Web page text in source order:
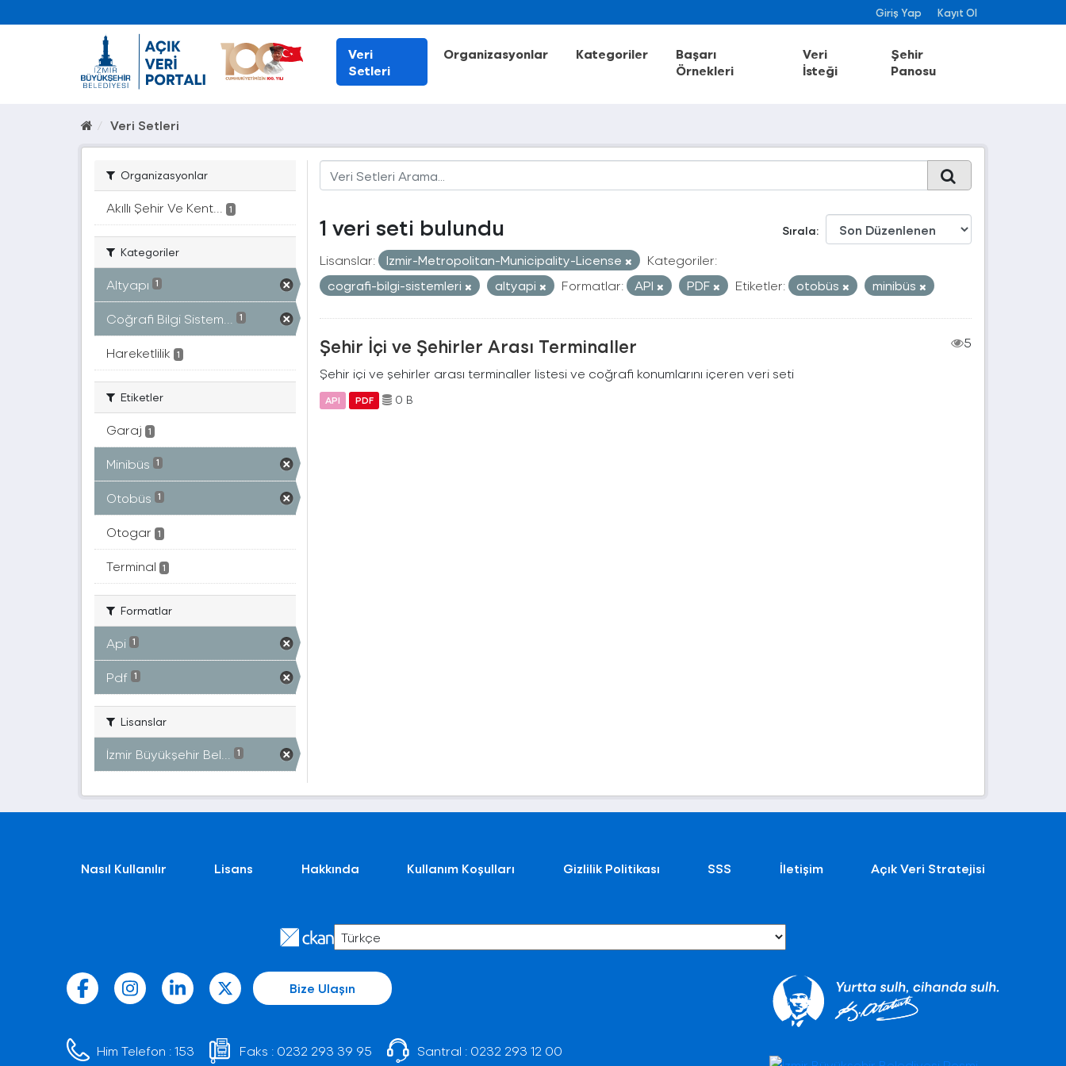
Giriş Yap Kayıt Ol
Veri
Setleri
Organizasyonlar Kategoriler
Başarı
Örnekleri
Veri
İsteği
Şehir
Panosu
Veri Setleri
Organizasyonlar
Akıllı Şehir Ve Kent... 1
Kategoriler
Altyapı 1
Coğrafi Bilgi Sistem... 1
Hareketlilik 1
Etiketler
Garaj 1
Minibüs 1
Otobüs 1
Otogar 1
Terminal 1
Formatlar
Api 1
Pdf 1
Lisanslar
İzmir Büyükşehir Bel... 1
Sırala
1 veri seti bulundu
Lisanslar: Izmir-Metropolitan-Municipality-License
Kategoriler:
cografi-bilgi-sistemleri
altyapi Formatlar: API PDF Etiketler: otobüs minibüs
Şehir İçi ve Şehirler Arası Terminaller
5
Şehir içi ve şehirler arası terminaller listesi ve coğrafi konumlarını içeren veri seti
API PDF 0 B
Nasıl Kullanılır Lisans Hakkında Kullanım Koşulları Gizlilik Politikası SSS İletişim Açık Veri Stratejisi
Bize Ulaşın
Him Telefon :153 Faks : 0232 293 39 95 Santral : 0232 293 12 00